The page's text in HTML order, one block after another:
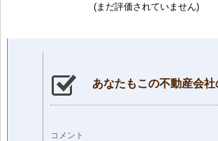
(まだ評価されていません)
あなたもこの不動産会
コメント